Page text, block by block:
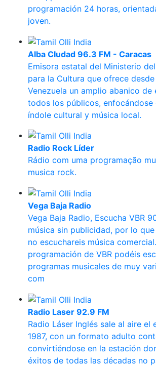
programación 24 horas,
joven.
Alba CIudad 96.3 FM - Caracas
Emisora estatal del Ministerio
para la Cultura que ofrece
Venezuela un amplio abanico de
todos los públicos,
índole cultural y música local.
Radio Rock Líder
Rádio com uma programação
musica rock.
Vega Baja Radio
Vega Baja Radio, Escucha VBR
música sin publicidad, por lo
no escuchareis música
programación de VBR podéis
programas musicales de muy
com
Radio Laser 92.9 FM
Radio Láser Inglés sale al aire el
1987, con un formato adulto
convirtiéndose en la estación
éxitos de todas las décadas no